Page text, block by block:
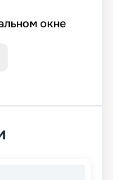
окне